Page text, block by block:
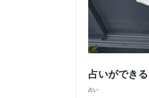
占いができ
占い